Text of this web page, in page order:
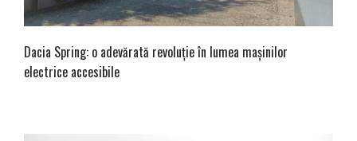
Dacia Spring: o adevărată revoluție în lumea mașinilor
electrice accesibile